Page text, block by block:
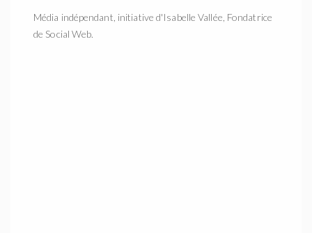
Média indépendant, initiative d'Isabelle Vallée, Fondatrice
de Social Web.